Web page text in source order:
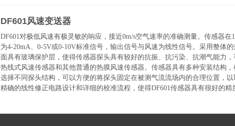
DF601风速变送器
DF601对极低风速有极灵敏的响应，接近0m/s空气速率的准确测量。传感器在
为4-20mA、0-5V或0-10V标准信号，输出信号与风速为线性信号。采用整体
面具有玻璃保护层，使得传感器探头具有较好的抗振、抗污染、抗潮气能力
热线式风速传感器和其他普通的热膜风速传感器。传感器具有多种安装结构，
选择不同探头结构，可以方便的将探头固定在被测气流流场内的合理位置，以
精确的线性修正电路设计和详细的校准流程，使得DF601传感器具有很好的精